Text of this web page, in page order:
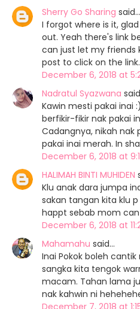
Sherry Go Sharing said…
I forgot where is it,
out. Yeah there's link
can just let my friends
post to click on the link.
December 6, 2018 at
Nadratul Syazwana
Kawin mesti pakai inai
berfikir-fikir nak pakai
Cadangnya, nikah nak
pakai inai merah. In
December 6, 2018 at
HALIMAH BINTI MUHIDEN
Klu anak dara jumpa
sakan tangan kita klu
happt sebab mom
December 6, 2018 at
Mahamahu said…
Inai Pokok boleh
sangka kita tengok
macam. Tahan lama
nak kahwin ni
December 7, 2018 at